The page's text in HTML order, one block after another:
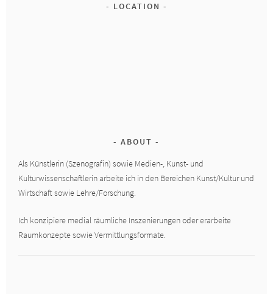
LOCATION
ABOUT
Als Künstlerin (Szenografin) sowie Medien-, Kunst- und
Kulturwissenschaftlerin arbeite ich in den Bereichen Kunst/Kultur und
Wirtschaft sowie Lehre/Forschung.
Ich konzipiere medial räumliche Inszenierungen oder erarbeite
Raumkonzepte sowie Vermittlungsformate.